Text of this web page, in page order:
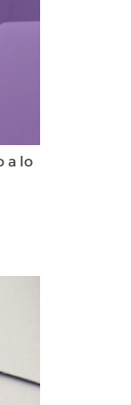
a lo